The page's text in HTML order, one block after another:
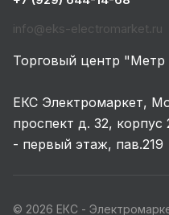
info@eks-electromarket.ru
Торговый центр
ЕКС Электромаркет,
проспект д. 32, корпус
- первый этаж, пав.219
© 2026 ЕКС -